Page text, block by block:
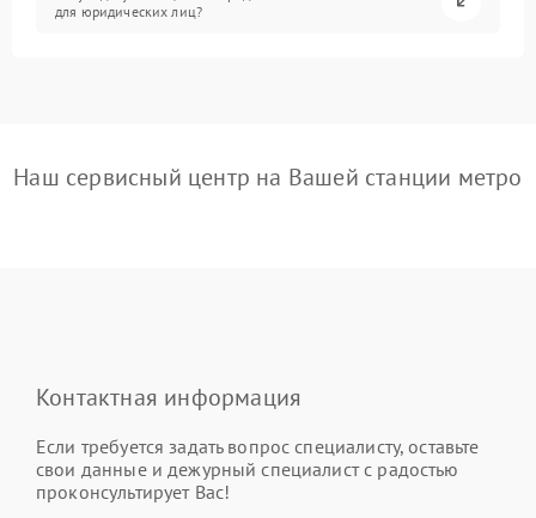
для юридических лиц?
Наш сервисный центр на Вашей станции метро
Контактная информация
Если требуется задать вопрос специалисту, оставьте
свои данные и дежурный специалист с радостью
проконсультирует Вас!